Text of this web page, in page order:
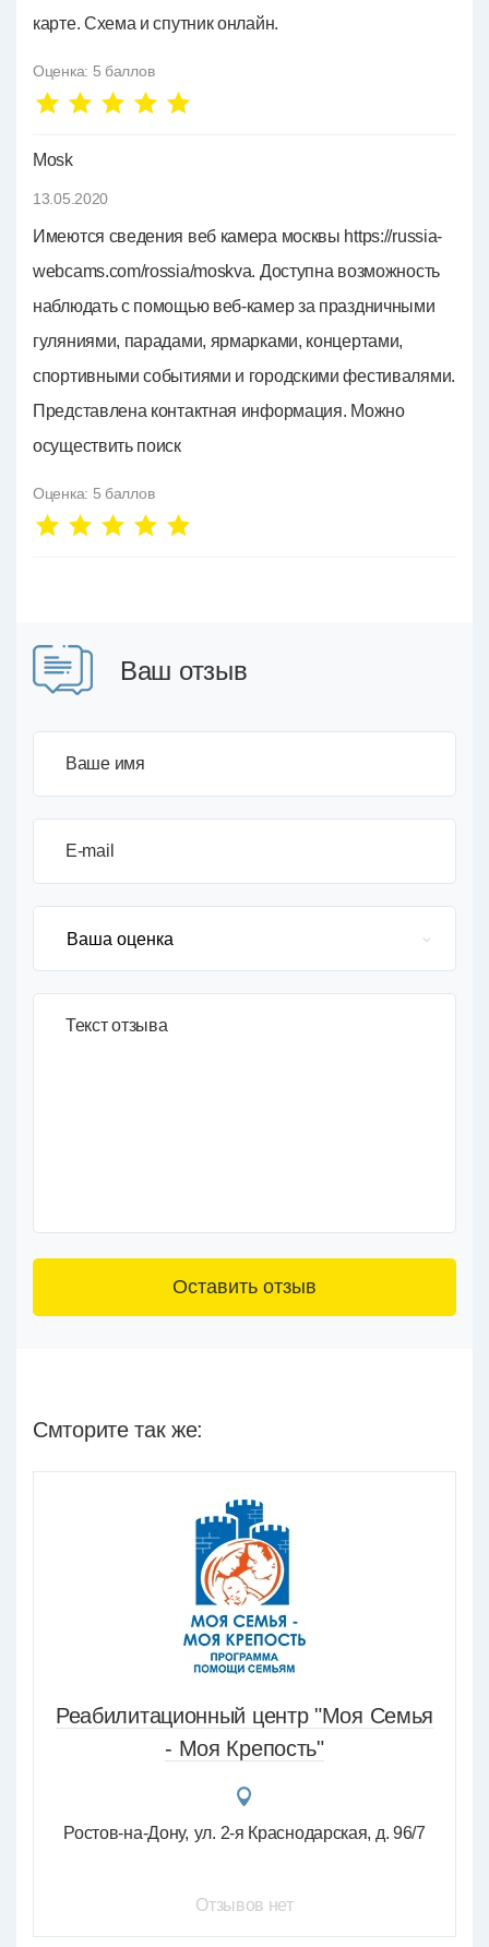
карте. Схема и спутник онлайн.
Оценка: 5 баллов
Mosk
13.05.2020
Имеются сведения веб камера москвы https://russia-
webcams.com/rossia/moskva. Доступна возможность
наблюдать с помощью веб-камер за праздничными
гуляниями, парадами, ярмарками, концертами,
спортивными событиями и городскими фестивалями.
Представлена контактная информация. Можно
осуществить поиск
Оценка: 5 баллов
Ваш отзыв
Ваше имя
E-mail
Текст отзыва
Смторите так же:
Реабилитационный центр "Моя Семья
- Моя Крепость"
Ростов-на-Дону ул. 2-я Краснодарская, д. 96/7
Отзывов нет